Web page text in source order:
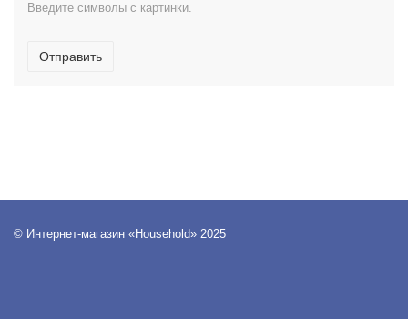
Введите символы с картинки.
Отправить
© Интернет-магазин «Household» 2025